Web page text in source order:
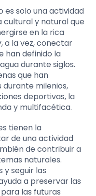
es solo una actividad
cultural y natural que
en la rica
a la vez, conectar
han definido la
durante siglos.
que han
milenios,
deportivas, la
y multifacética.
tienen la
de una actividad
de contribuir a
naturales.
seguir las
a preservar las
las futuras